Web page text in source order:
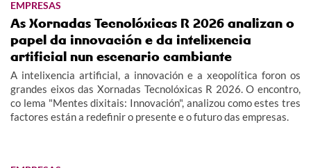
EMPRESAS
As Xornadas Tecnolóxicas R 2026 analizan o
papel da innovación e da intelixencia
artificial nun escenario cambiante
A intelixencia artificial, a innovación e a xeopolítica foron os
grandes eixos das Xornadas Tecnolóxicas R 2026. O encontro,
co lema "Mentes dixitais: Innovación", analizou como estes tres
factores están a redefinir o presente e o futuro das empresas.